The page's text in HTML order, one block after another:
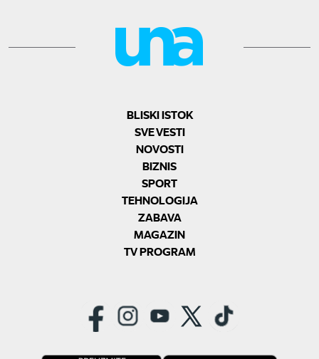
BLISKI ISTOK
SVE VESTI
NOVOSTI
BIZNIS
SPORT
TEHNOLOGIJA
ZABAVA
MAGAZIN
TV PROGRAM